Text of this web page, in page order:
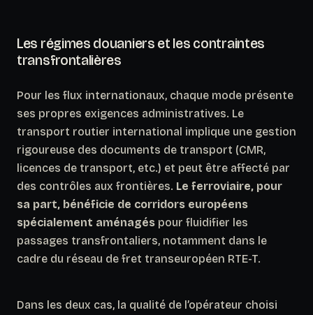
Les régimes douaniers et les contraintes
transfrontalières
Pour les flux internationaux, chaque mode présente
ses propres exigences administratives. Le
transport routier international implique une gestion
rigoureuse des documents de transport (CMR,
licences de transport, etc.) et peut être affecté par
des contrôles aux frontières. Le ferroviaire, pour
sa part, bénéficie de corridors européens
spécialement aménagés pour fluidifier les
passages transfrontaliers, notamment dans le
cadre du réseau de fret transeuropéen RTE-T.
Dans les deux cas, la qualité de l’opérateur choisi